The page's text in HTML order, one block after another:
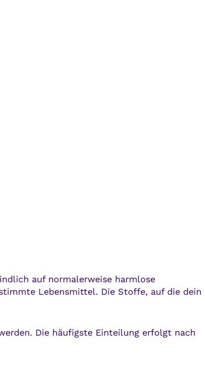
auf normalerweise harmlose
Lebensmittel. Die Stoffe, auf die dein
Die häufigste Einteilung erfolgt nach